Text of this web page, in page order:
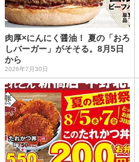
肉厚×にんにく醤油！ 夏の「おろ
しバーガー」がそそる。8月5日
から
2026年7月30日